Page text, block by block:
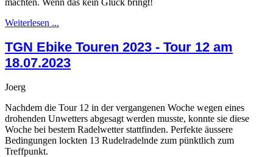
Weiterlesen ...
TGN Ebike Touren 2023 - Tour 12 am
18.07.2023
Joerg
Nachdem die Tour 12 in der vergangenen Woche wegen eines
drohenden Unwetters abgesagt werden musste, konnte sie diese
Woche bei bestem Radelwetter stattfinden. Perfekte äussere
Bedingungen lockten 13 Rudelradelnde zum pünktlich zum
Treffpunkt.